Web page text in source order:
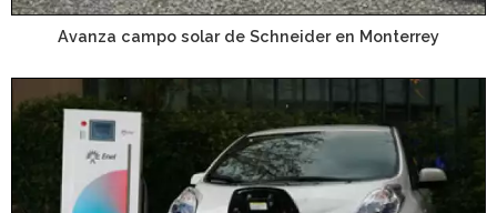
Avanza campo solar de Schneider en Monterrey